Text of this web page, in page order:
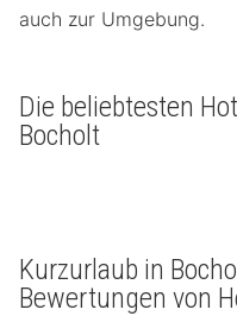
auch zur Umgebung.
Die beliebtesten
Bocholt
Kurzurlaub in
Bewertungen von